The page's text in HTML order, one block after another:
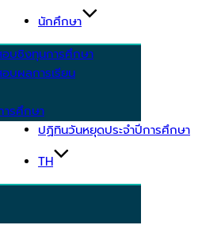
นักศึกษา
บชิงทุนการศึกษา
บผลการเรียน
รศึกษา
ปฏิทินวันหยุดประจำปีการศึกษา
TH